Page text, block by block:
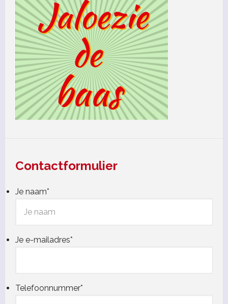
Contactformulier
Je naam*
Je e-mailadres*
Telefoonnummer*